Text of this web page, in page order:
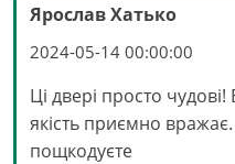
Ярослав Хатько
2024-05-14 00:00:00
Ці двері просто
якість приємно
пощкодуєте